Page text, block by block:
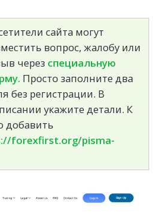
сайта могут
вопрос, жалобу или
через специальную
Просто заполните два
без регистрации. В
укажите детали. К
добавить
forexfirst.org/pisma-